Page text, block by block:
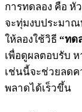
การทดลอง คือ หั
จะทุ่มงบประมาณ
ให้ลองใช้วิธี “ทด
เพื่อดูผลตอบรับ
เช่นนี้จะช่วยลดค
พลาดได้เร็วขึ้น